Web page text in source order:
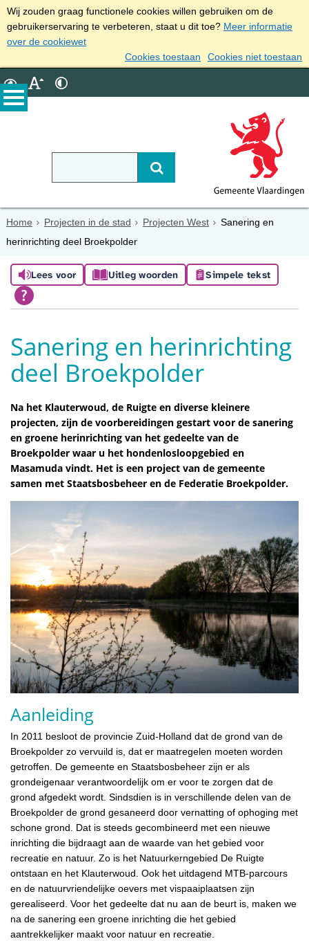
Wij zouden graag functionele cookies willen gebruiken om de
gebruikerservaring te verbeteren, staat u dit toe? Meer informatie
over de cookiewet
Cookies toestaan
Cookies niet toestaan
Home Projecten in de stad Projecten West
Sanering en
herinrichting deel Broekpolder
Lees voor Uitleg woorden Simpele tekst
Sanering en herinrichting
deel Broekpolder
Na het Klauterwoud, de Ruigte en diverse kleinere
projecten, zijn de voorbereidingen gestart voor de sanering
en groene herinrichting van het gedeelte van de
Broekpolder waar u het hondenlosloopgebied en
Masamuda vindt. Het is een project van de gemeente
samen met Staatsbosbeheer en de Federatie Broekpolder.
Aanleiding
In 2011 besloot de provincie Zuid-Holland dat de grond van de
Broekpolder zo vervuild is, dat er maatregelen moeten worden
getroffen. De gemeente en Staatsbosbeheer zijn er als
grondeigenaar verantwoordelijk om er voor te zorgen dat de
grond afgedekt wordt. Sindsdien is in verschillende delen van de
Broekpolder de grond gesaneerd door vernatting of ophoging met
schone grond. Dat is steeds gecombineerd met een nieuwe
inrichting die bijdraagt aan de waarde van het gebied voor
recreatie en natuur. Zo is het Natuurkerngebied De Ruigte
ontstaan en het Klauterwoud. Ook het uitdagend MTB-parcours
en de natuurvriendelijke oevers met vispaaiplaatsen zijn
gerealiseerd. Voor het gedeelte dat nu aan de beurt is, maken we
na de sanering een groene inrichting die het gebied
aantrekkelijker maakt voor natuur en recreatie.